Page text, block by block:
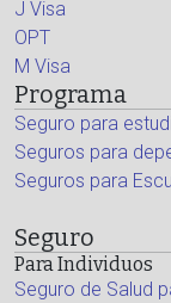
J Visa
OPT
M Visa
Programa
Seguro para
Seguros para
Seguros para
Seguro
Para Individuos
Seguro de Salud